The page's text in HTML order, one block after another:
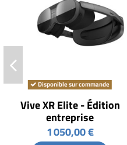
Disponible sur commande
Vive XR Elite - Édition
entreprise
1 050,00 €